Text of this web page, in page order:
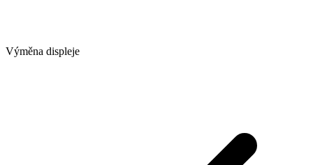
Výměna displeje